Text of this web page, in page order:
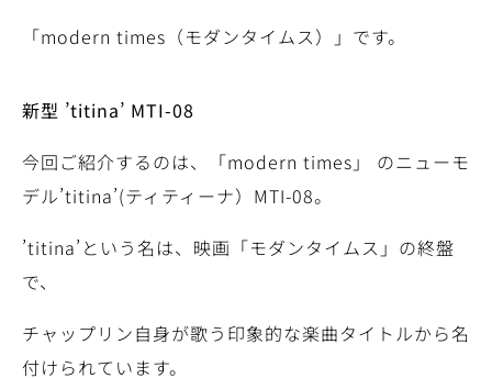
「modern times（モダンタイムス）」です。
新型 ’titina’ MTI-08
今回ご紹介するのは、「modern times」 のニューモ
デル’titina’(ティティーナ）MTI-08。
’titina’という名は、映画「モダンタイムス」の終盤
で、
チャップリン自身が歌う印象的な楽曲タイトルから名
付けられています。